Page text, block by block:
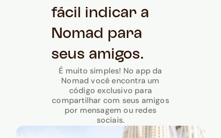
fácil indicar a
Nomad para
seus amigos.
É muito simples! No app da
Nomad você encontra um
código exclusivo para
compartilhar com seus amigos
por mensagem ou redes
sociais.